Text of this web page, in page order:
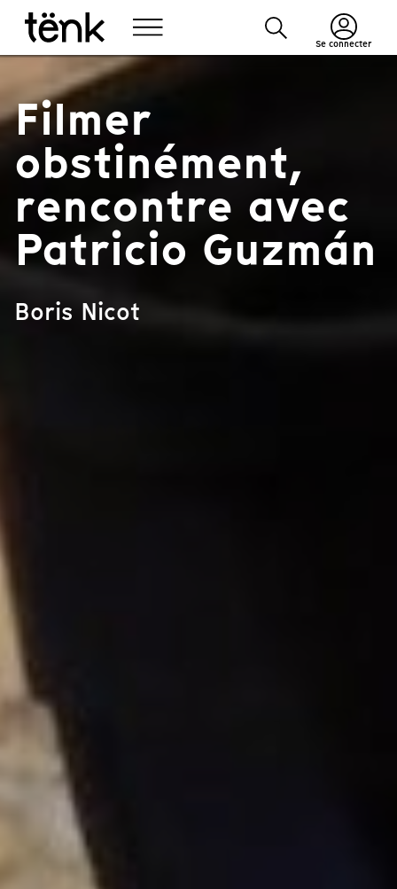
Se connecter
Filmer
obstinément,
rencontre avec
Patricio Guzmán
Boris Nicot